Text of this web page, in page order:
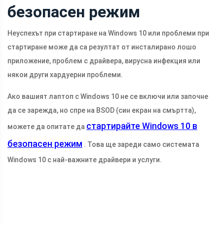
безопасен режим
Неуспехът при стартиране на Windows 10 или проблеми при
стартиране може да са резултат от инсталирано лошо
приложение, проблем с драйвера, вирусна инфекция или
някои други хардуерни проблеми.
Ако вашият лаптоп с Windows 10 не се включи или започне
да се зарежда, но спре на BSOD (син екран на смъртта),
можете да опитате да стартирайте Windows 10 в
безопасен режим . Това ще зареди само системата
Windows 10 с най-важните драйвери и услуги.